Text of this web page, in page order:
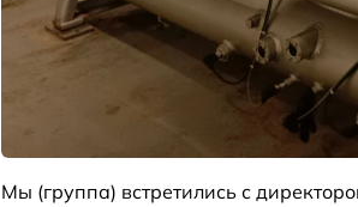
Мы (группа) встретились с